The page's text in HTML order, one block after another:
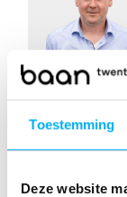
Toestemming
Deze website
Bart